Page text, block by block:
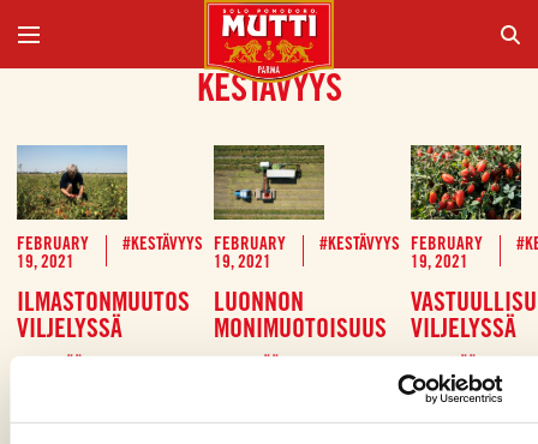
KESTÄVYYS
FEBRUARY
19, 2021
#KESTÄVYYS
ILMASTONMUUTOS
VILJELYSSÄ
FEBRUARY
19, 2021
#KESTÄVYYS
LUONNON
MONIMUOTOISUUS
FEBRUARY
19, 2021
VILJELYSSÄ